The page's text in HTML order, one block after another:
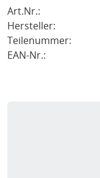
Art.Nr.:
Hersteller:
Teilenummer:
EAN-Nr.: